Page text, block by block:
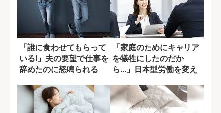
「誰に食わせてもらって
いる!」夫の要望で仕事を
辞めたのに怒鳴られる
「家庭のためにキャリア
を犠牲にしたのだか
ら...」日本型労働を変え